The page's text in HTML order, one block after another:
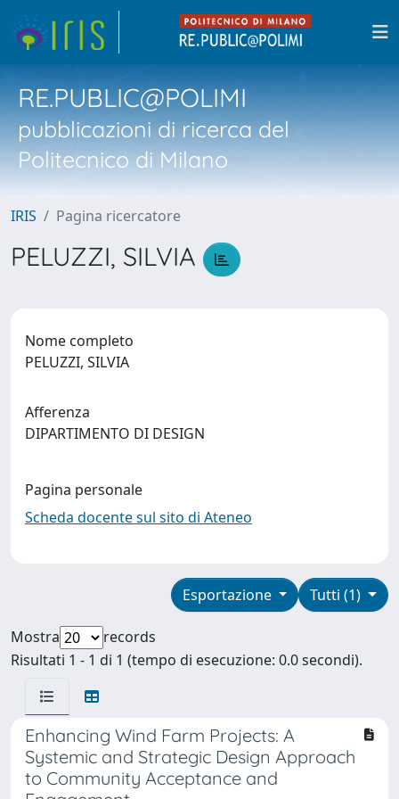
RE.PUBLIC@POLIMI
pubblicazioni di ricerca del
Politecnico di Milano
IRIS Pagina ricercatore
PELUZZI, SILVIA
Nome completo
PELUZZI, SILVIA
Afferenza
DIPARTIMENTO DI DESIGN
Pagina personale
Scheda docente sul sito di Ateneo
Tutti (1)
Esportazione
Mostra
records
Risultati 1 - 1 di 1 (tempo di esecuzione: 0.0 secondi).
Enhancing Wind Farm Projects: A
Systemic and Strategic Design Approach
to Community Acceptance and